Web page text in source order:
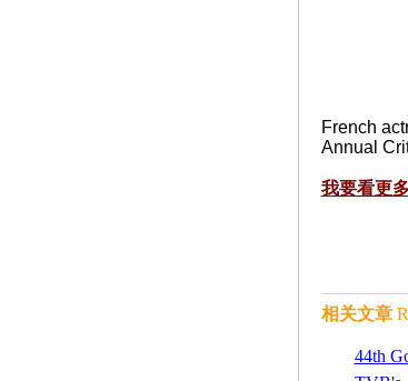
French
Annual
我要看更
相关文章
44th